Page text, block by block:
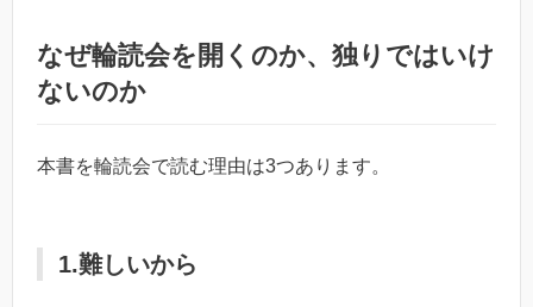
なぜ輪読会を開くのか、独りではいけ
ないのか
本書を輪読会で読む理由は3つあります。
1.難しいから